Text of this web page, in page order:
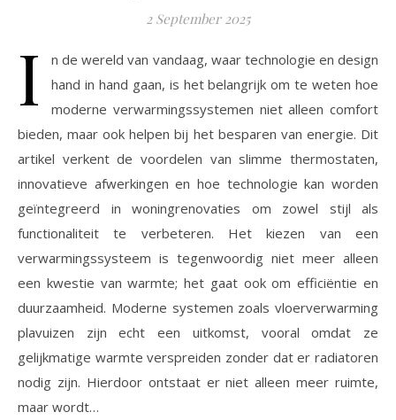
2 September 2025
I
n de wereld van vandaag, waar technologie en design
hand in hand gaan, is het belangrijk om te weten hoe
moderne verwarmingssystemen niet alleen comfort
bieden, maar ook helpen bij het besparen van energie. Dit
artikel verkent de voordelen van slimme thermostaten,
innovatieve afwerkingen en hoe technologie kan worden
geïntegreerd in woningrenovaties om zowel stijl als
functionaliteit te verbeteren. Het kiezen van een
verwarmingssysteem is tegenwoordig niet meer alleen
een kwestie van warmte; het gaat ook om efficiëntie en
duurzaamheid. Moderne systemen zoals vloerverwarming
plavuizen zijn echt een uitkomst, vooral omdat ze
gelijkmatige warmte verspreiden zonder dat er radiatoren
nodig zijn. Hierdoor ontstaat er niet alleen meer ruimte,
maar wordt…